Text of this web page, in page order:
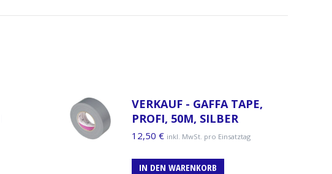
VERKAUF - GAFFA TAPE,
PROFI, 50M, SILBER
12,50 € inkl. MwSt. pro Einsatztag
IN DEN WARENKORB